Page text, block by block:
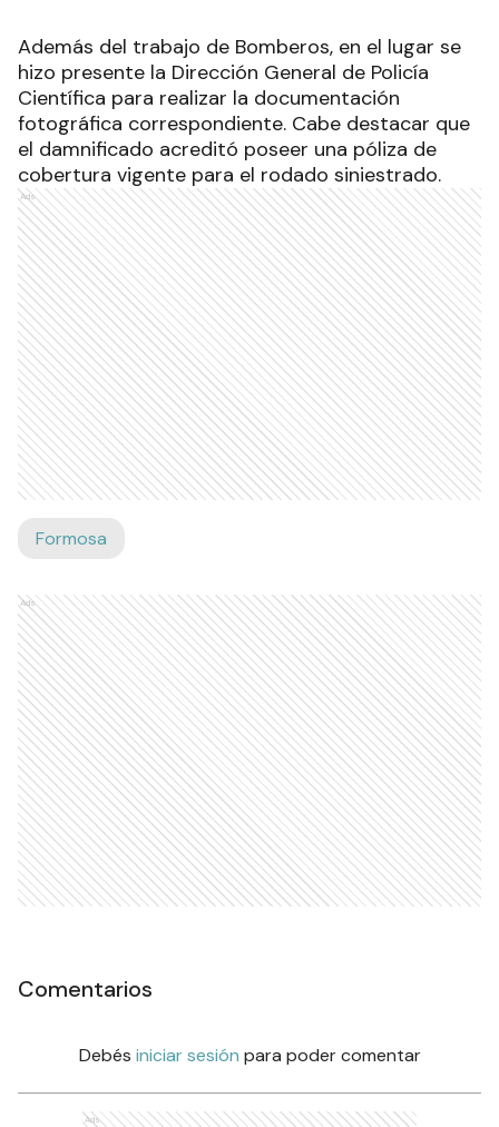
Además del trabajo de Bomberos, en el lugar se
hizo presente la Dirección General de Policía
Científica para realizar la documentación
fotográfica correspondiente. Cabe destacar que
el damnificado acreditó poseer una póliza de
cobertura vigente para el rodado siniestrado.
Ads
Formosa
Ads
Comentarios
Debés iniciar sesión para poder comentar
Ads